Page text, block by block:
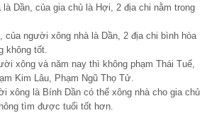
Dần, của gia chủ là Hợi, 2 địa chi nằm trong
của người xông nhà là Dần, 2 địa chi bình hòa
không tốt.
xông và năm nay thì không phạm Thái Tuế,
Kim Lâu, Phạm Ngũ Thọ Tử.
xông là Bính Dần có thể xông nhà cho gia chủ
tìm được tuổi tốt hơn.